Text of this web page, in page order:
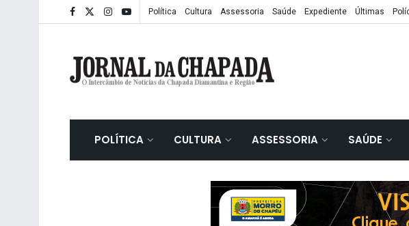
Política Cultura Assessoria Saúde Expediente Últimas
POLÍTICA CULTURA ASSESSORIA SAÚDE